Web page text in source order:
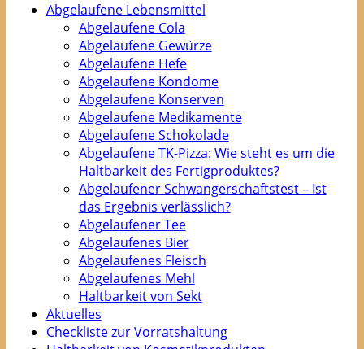
Abgelaufene Lebensmittel
Abgelaufene Cola
Abgelaufene Gewürze
Abgelaufene Hefe
Abgelaufene Kondome
Abgelaufene Konserven
Abgelaufene Medikamente
Abgelaufene Schokolade
Abgelaufene TK-Pizza: Wie steht es um die
Haltbarkeit des Fertigproduktes?
Abgelaufener Schwangerschaftstest – Ist
das Ergebnis verlässlich?
Abgelaufener Tee
Abgelaufenes Bier
Abgelaufenes Fleisch
Abgelaufenes Mehl
Haltbarkeit von Sekt
Aktuelles
Checkliste zur Vorratshaltung